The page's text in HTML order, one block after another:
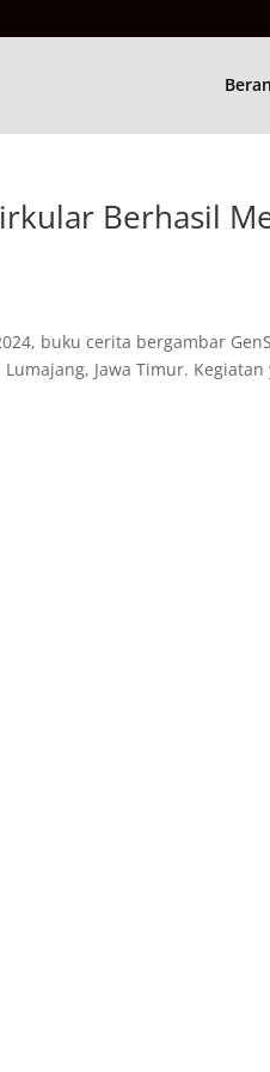
Berhasil
buku cerita bergambar
Jawa Timur.